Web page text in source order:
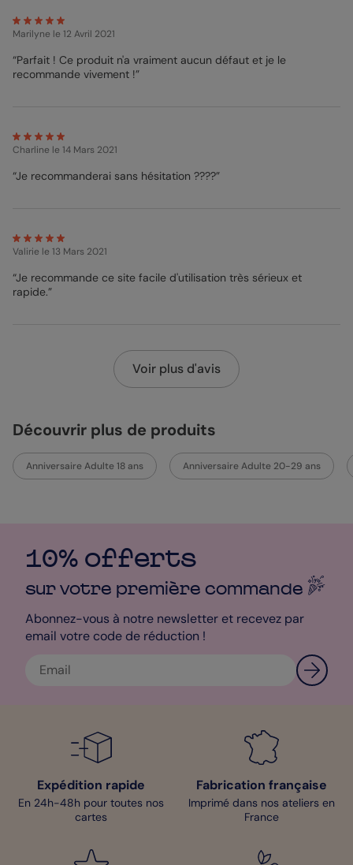
Marilyne le 12 Avril 2021
“Parfait ! Ce produit n'a vraiment aucun défaut et je le
recommande vivement !”
Charline le 14 Mars 2021
“Je recommanderai sans hésitation ????”
Valirie le 13 Mars 2021
“Je recommande ce site facile d'utilisation très sérieux et
rapide.”
Voir plus d'avis
Découvrir plus de produits
Anniversaire Adulte 18 ans Anniversaire Adulte 20-29 ans
10% offerts
sur votre première commande
Abonnez-vous à notre newsletter et recevez par
email votre code de réduction !
Expédition rapide
En 24h-48h pour toutes nos
cartes
Fabrication française
Imprimé dans nos ateliers en
France